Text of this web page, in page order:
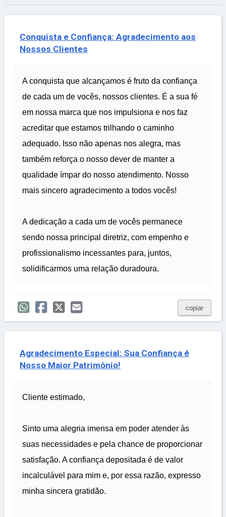
Conquista e Confiança: Agradecimento aos
Nossos Clientes
A conquista que alcançamos é fruto da confiança
de cada um de vocês, nossos clientes. É a sua fé
em nossa marca que nos impulsiona e nos faz
acreditar que estamos trilhando o caminho
adequado. Isso não apenas nos alegra, mas
também reforça o nosso dever de manter a
qualidade ímpar do nosso atendimento. Nosso
mais sincero agradecimento a todos vocês!
A dedicação a cada um de vocês permanece
sendo nossa principal diretriz, com empenho e
profissionalismo incessantes para, juntos,
solidificarmos uma relação duradoura.
copiar
Agradecimento Especial: Sua Confiança é
Nosso Maior Patrimônio!
Cliente estimado,
Sinto uma alegria imensa em poder atender às
suas necessidades e pela chance de proporcionar
satisfação. A confiança depositada é de valor
incalculável para mim e, por essa razão, expresso
minha sincera gratidão.